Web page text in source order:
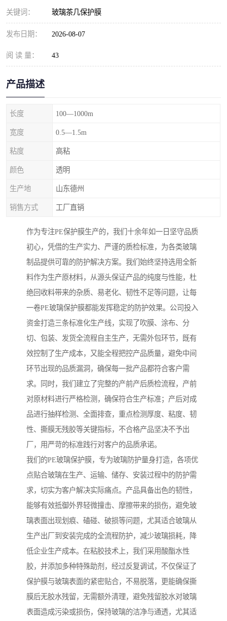
关键词： 玻璃茶几保护膜
发布日期： 2026-08-07
阅 读 量： 43
产品描述
长度 100—1000m
宽度 0.5—1.5m
粘度 高粘
颜色 透明
生产地 山东德州
销售方式 工厂直销
作为专注PE保护膜生产的，我们十余年如一日坚守品质
初心，凭借的生产实力、严谨的质检标准，为各类玻璃
制品提供可靠的防护解决方案。我们始终坚持选用全新
料作为生产原材料，从源头保证产品的纯度与性能，杜
绝回收料带来的杂质、易老化、韧性不足等问题，让每
一卷PE玻璃保护膜都能发挥稳定的防护效果。公司投入
资金打造三条标准化生产线，实现了吹膜、涂布、分
切、包装、发货全流程自主生产，无需外包环节，既有
效控制了生产成本，又能全程把控产品质量，避免中间
环节出现的品质漏洞，确保每一批产品都符合客户需
求。同时，我们建立了完整的产前产后质检流程，产前
对原材料进行严格检测，确保符合生产标准；产后对成
品进行抽样检测、全面排查，重点检测厚度、粘度、韧
性、撕膜无残胶等关键指标，不合格产品坚决不予出
厂，用严苛的标准践行对客户的品质承诺。
我们的PE玻璃保护膜，专为玻璃防护量身打造，各项优
点贴合玻璃在生产、运输、储存、安装过程中的防护需
求，切实为客户解决实际痛点。产品具备出色的韧性，
能够有效抵御外界轻微撞击、摩擦带来的损伤，避免玻
璃表面出现划痕、磕碰、破损等问题，尤其适合玻璃从
生产出厂到安装完成的全流程防护，减少玻璃损耗，降
低企业生产成本。在粘胶技术上，我们采用酸酯水性
胶，并添加多种特殊助剂，经过反复调试，不仅保证了
保护膜与玻璃表面的紧密贴合，不易脱落，更能确保撕
膜后无胶水残留，无需额外清理，避免残留胶水对玻璃
表面造成污染或损伤，保持玻璃的洁净与通透，尤其适